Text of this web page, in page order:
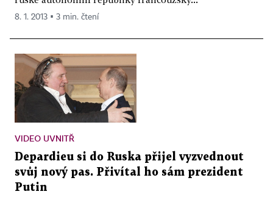
8. 1. 2013 ▪ 3 min. čtení
VIDEO UVNITŘ
Depardieu si do Ruska přijel vyzvednout
svůj nový pas. Přivítal ho sám prezident
Putin